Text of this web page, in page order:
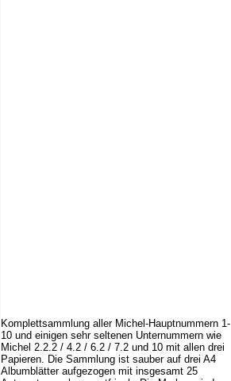
Komplettsammlung aller Michel-Hauptnummern 1-
10 und einigen sehr seltenen Unternummern wie
Michel 2.2.2 / 4.2 / 6.2 / 7.2 und 10 mit allen drei
Papieren. Die Sammlung ist sauber auf drei A4
Albumblätter aufgezogen mit insgesamt 25